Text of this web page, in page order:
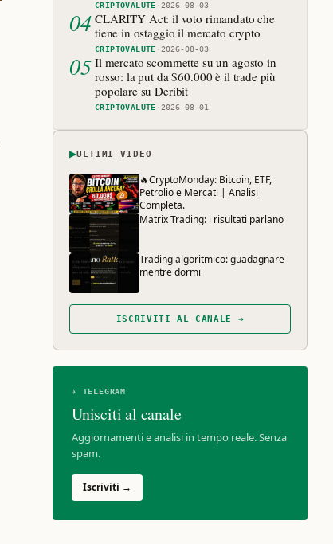
CRIPTOVALUTE ·2026-08-03
04 CLARITY Act: il voto rimandato che
tiene in ostaggio il mercato crypto
CRIPTOVALUTE ·2026-08-03
05 Il mercato scommette su un agosto in
rosso: la put da $60.000 è il trade più
popolare su Deribit
CRIPTOVALUTE ·2026-08-01
▶ULTIMI VIDEO
🔥CryptoMonday: Bitcoin, ETF,
Petrolio e Mercati | Analisi
Completa.
Matrix Trading: i risultati parlano
Trading algoritmico: guadagnare
mentre dormi
ISCRIVITI AL CANALE →
✈ TELEGRAM
Unisciti al canale
Aggiornamenti e analisi in tempo reale. Senza
spam.
Iscriviti →